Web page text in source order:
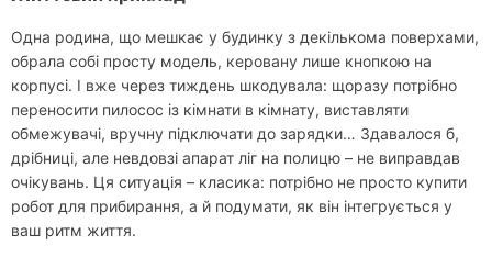
Одна родина, що мешкає у будинку з декількома поверхами,
обрала собі просту модель, керовану лише кнопкою на
корпусі. І вже через тиждень шкодувала: щоразу потрібно
переносити пилосос із кімнати в кімнату, виставляти
обмежувачі, вручну підключати до зарядки… Здавалося б,
дрібниці, але невдовзі апарат ліг на полицю – не виправдав
очікувань. Ця ситуація – класика: потрібно не просто купити
робот для прибирання, а й подумати, як він інтегрується у
ваш ритм життя.